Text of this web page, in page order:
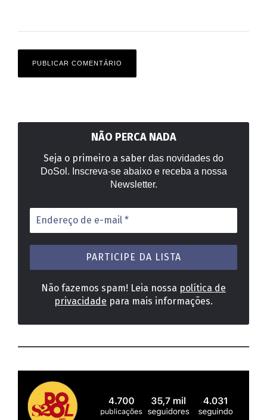
NÃO PERCA NADA
Seja o primeiro a saber das novidades do
DoSol. Inscreva-se abaixo e receba a nossa
Newsletter.
Endereço
de
e-
mail
Não fazemos spam! Leia nossa política de
privacidade para mais informações.